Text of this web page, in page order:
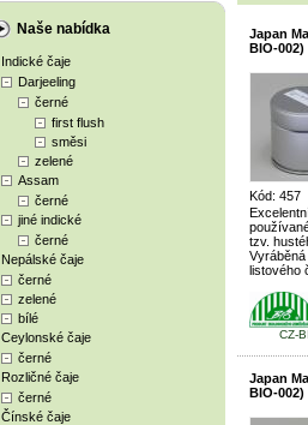
Naše nabídka
Indické čaje
Darjeeling
černé
first flush
směsi
zelené
Assam
černé
jiné indické
černé
Nepálské čaje
černé
zelené
bílé
Ceylonské čaje
černé
Rozličné čaje
černé
Čínské čaje
Japan
BIO-002)
Kód: 457
tzv.
listového
CZ-
Japan
BIO-002)